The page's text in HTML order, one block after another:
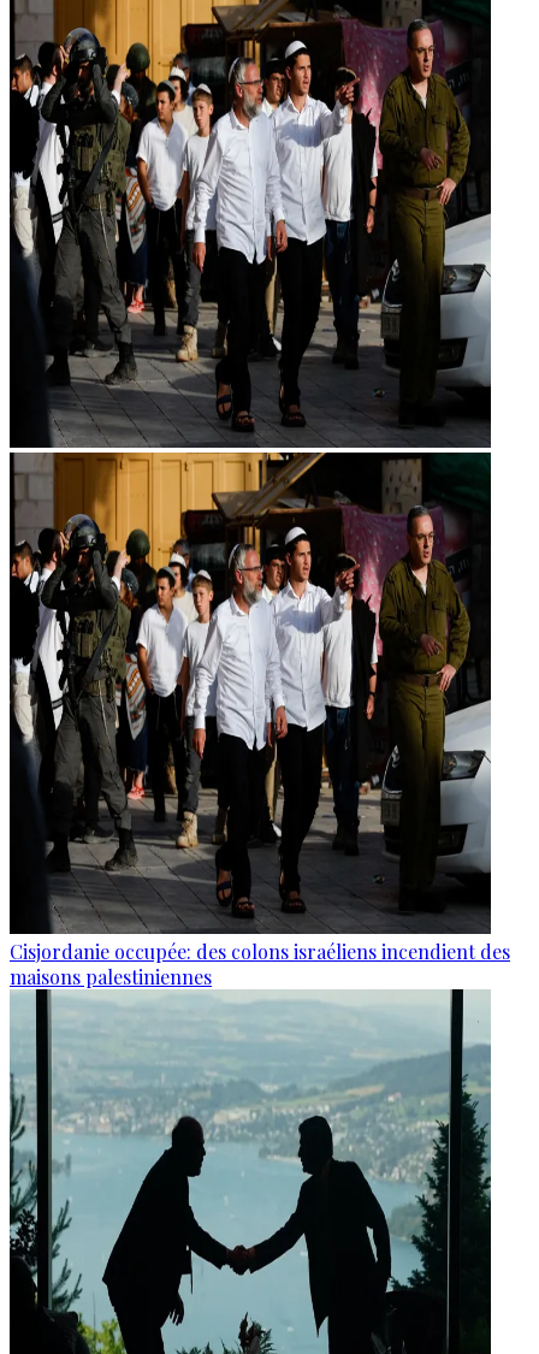
Cisjordanie occupée: des colons israéliens incendient des
maisons palestiniennes